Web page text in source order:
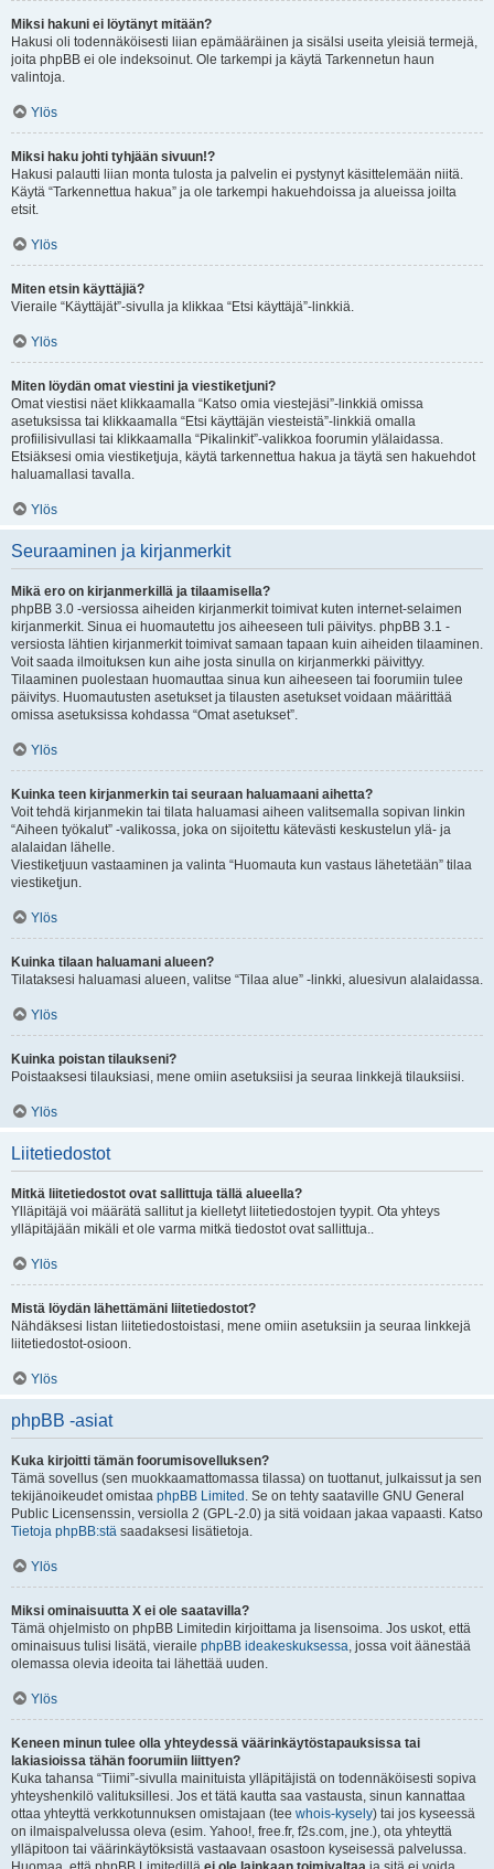
Miksi hakuni ei löytänyt mitään?
Hakusi oli todennäköisesti liian epämääräinen ja sisälsi useita yleisiä termejä,
joita phpBB ei ole indeksoinut. Ole tarkempi ja käytä Tarkennetun haun
valintoja.
Ylös
Miksi haku johti tyhjään sivuun!?
Hakusi palautti liian monta tulosta ja palvelin ei pystynyt käsittelemään niitä.
Käytä “Tarkennettua hakua” ja ole tarkempi hakuehdoissa ja alueissa joilta
etsit.
Ylös
Miten etsin käyttäjiä?
Vieraile “Käyttäjät”-sivulla ja klikkaa “Etsi käyttäjä”-linkkiä.
Ylös
Miten löydän omat viestini ja viestiketjuni?
Omat viestisi näet klikkaamalla “Katso omia viestejäsi”-linkkiä omissa
asetuksissa tai klikkaamalla “Etsi käyttäjän viesteistä”-linkkiä omalla
profiilisivullasi tai klikkaamalla “Pikalinkit”-valikkoa foorumin ylälaidassa.
Etsiäksesi omia viestiketjuja, käytä tarkennettua hakua ja täytä sen hakuehdot
haluamallasi tavalla.
Ylös
Seuraaminen ja kirjanmerkit
Mikä ero on kirjanmerkillä ja tilaamisella?
phpBB 3.0 -versiossa aiheiden kirjanmerkit toimivat kuten internet-selaimen
kirjanmerkit. Sinua ei huomautettu jos aiheeseen tuli päivitys. phpBB 3.1 -
versiosta lähtien kirjanmerkit toimivat samaan tapaan kuin aiheiden tilaaminen.
Voit saada ilmoituksen kun aihe josta sinulla on kirjanmerkki päivittyy.
Tilaaminen puolestaan huomauttaa sinua kun aiheeseen tai foorumiin tulee
päivitys. Huomautusten asetukset ja tilausten asetukset voidaan määrittää
omissa asetuksissa kohdassa “Omat asetukset”.
Ylös
Kuinka teen kirjanmerkin tai seuraan haluamaani aihetta?
Voit tehdä kirjanmekin tai tilata haluamasi aiheen valitsemalla sopivan linkin
“Aiheen työkalut” -valikossa, joka on sijoitettu kätevästi keskustelun ylä- ja
alalaidan lähelle.
Viestiketjuun vastaaminen ja valinta “Huomauta kun vastaus lähetetään” tilaa
viestiketjun.
Ylös
Kuinka tilaan haluamani alueen?
Tilataksesi haluamasi alueen, valitse “Tilaa alue” -linkki, aluesivun alalaidassa.
Ylös
Kuinka poistan tilaukseni?
Poistaaksesi tilauksiasi, mene omiin asetuksiisi ja seuraa linkkejä tilauksiisi.
Ylös
Liitetiedostot
Mitkä liitetiedostot ovat sallittuja tällä alueella?
Ylläpitäjä voi määrätä sallitut ja kielletyt liitetiedostojen tyypit. Ota yhteys
ylläpitäjään mikäli et ole varma mitkä tiedostot ovat sallittuja..
Ylös
Mistä löydän lähettämäni liitetiedostot?
Nähdäksesi listan liitetiedostoistasi, mene omiin asetuksiin ja seuraa linkkejä
liitetiedostot-osioon.
Ylös
phpBB -asiat
Kuka kirjoitti tämän foorumisovelluksen?
Tämä sovellus (sen muokkaamattomassa tilassa) on tuottanut, julkaissut ja sen
tekijänoikeudet omistaa phpBB Limited . Se on tehty saataville GNU General
Public Licensenssin, versiolla 2 (GPL-2.0) ja sitä voidaan jakaa vapaasti. Katso
Tietoja phpBB:stä saadaksesi lisätietoja.
Ylös
Miksi ominaisuutta X ei ole saatavilla?
Tämä ohjelmisto on phpBB Limitedin kirjoittama ja lisensoima. Jos uskot, että
ominaisuus tulisi lisätä, vieraile phpBB ideakeskuksessa, jossa voit äänestää
olemassa olevia ideoita tai lähettää uuden.
Ylös
Keneen minun tulee olla yhteydessä väärinkäytöstapauksissa tai
lakiasioissa tähän foorumiin liittyen?
Kuka tahansa “Tiimi”-sivulla mainituista ylläpitäjistä on todennäköisesti sopiva
yhteyshenkilö valituksillesi. Jos et tätä kautta saa vastausta, sinun kannattaa
ottaa yhteyttä verkkotunnuksen omistajaan (tee whois-kysely) tai jos kyseessä
on ilmaispalvelussa oleva (esim. Yahoo!, free.fr, f2s.com, jne.), ota yhteyttä
ylläpitoon tai väärinkäytöksistä vastaavaan osastoon kyseisessä palvelussa.